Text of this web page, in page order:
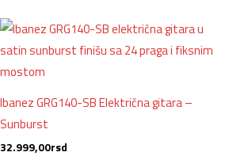
Ibanez GRG140-SB Električna gitara –
Sunburst
32.999,00rsd